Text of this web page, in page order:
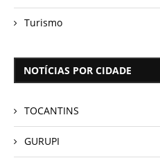
Turismo
NOTÍCIAS POR CIDADE
TOCANTINS
GURUPI